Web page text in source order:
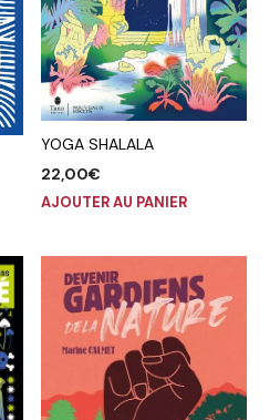
YOGA SHALALA
22,00€
AJOUTER AU PANIER